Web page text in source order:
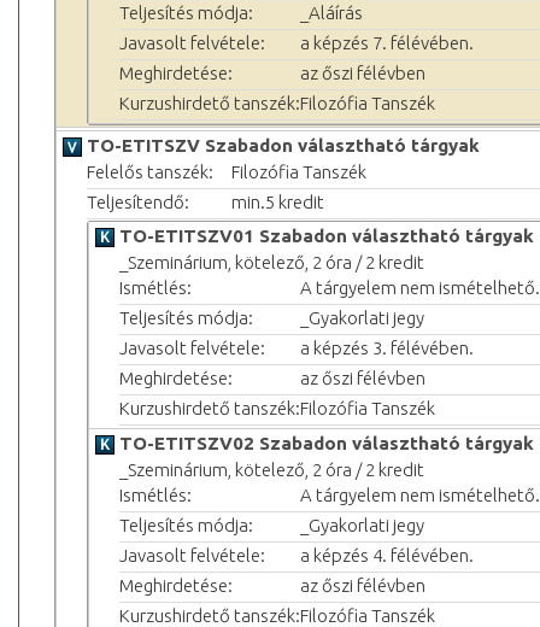
Teljesítés módja:
_Aláírás
Javasolt felvétele:
a képzés 7. félévében.
Meghirdetése:
az őszi félévben
Kurzushirdető tanszék:Filozófia Tanszék
TO-ETITSZV Szabadon választható tárgyak
Felelős tanszék:
Filozófia Tanszék
Teljesítendő:
min.5 kredit
TO-ETITSZV01 Szabadon választható tárgyak
_Szeminárium, kötelező, 2 óra / 2 kredit
Ismétlés:
A tárgyelem nem ismételhető.
Teljesítés módja:
_Gyakorlati jegy
Javasolt felvétele:
a képzés 3. félévében.
Meghirdetése:
az őszi félévben
Kurzushirdető tanszék:Filozófia Tanszék
TO-ETITSZV02 Szabadon választható tárgyak
_Szeminárium, kötelező, 2 óra / 2 kredit
Ismétlés:
A tárgyelem nem ismételhető.
Teljesítés módja:
_Gyakorlati jegy
Javasolt felvétele:
a képzés 4. félévében.
Meghirdetése:
az őszi félévben
Kurzushirdető tanszék:Filozófia Tanszék